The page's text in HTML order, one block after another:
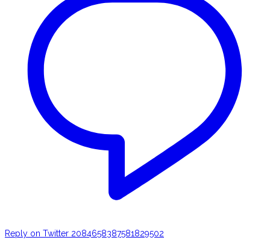
Reply on Twitter 2084658387581829502